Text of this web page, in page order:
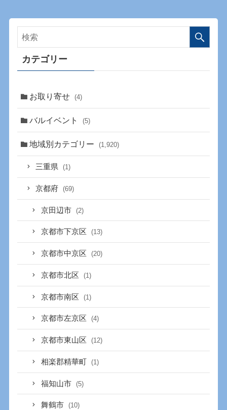
カテゴリー
お取り寄せ (4)
バルイベント (5)
地域別カテゴリー (1,920)
三重県 (1)
京都府 (69)
京田辺市 (2)
京都市下京区 (13)
京都市中京区 (20)
京都市北区 (1)
京都市南区 (1)
京都市左京区 (4)
京都市東山区 (12)
相楽郡精華町 (1)
福知山市 (5)
舞鶴市 (10)